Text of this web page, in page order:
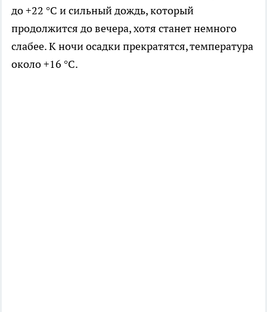
до +22 °C и сильный дождь, который
продолжится до вечера, хотя станет немного
слабее. К ночи осадки прекратятся, температура
около +16 °C.